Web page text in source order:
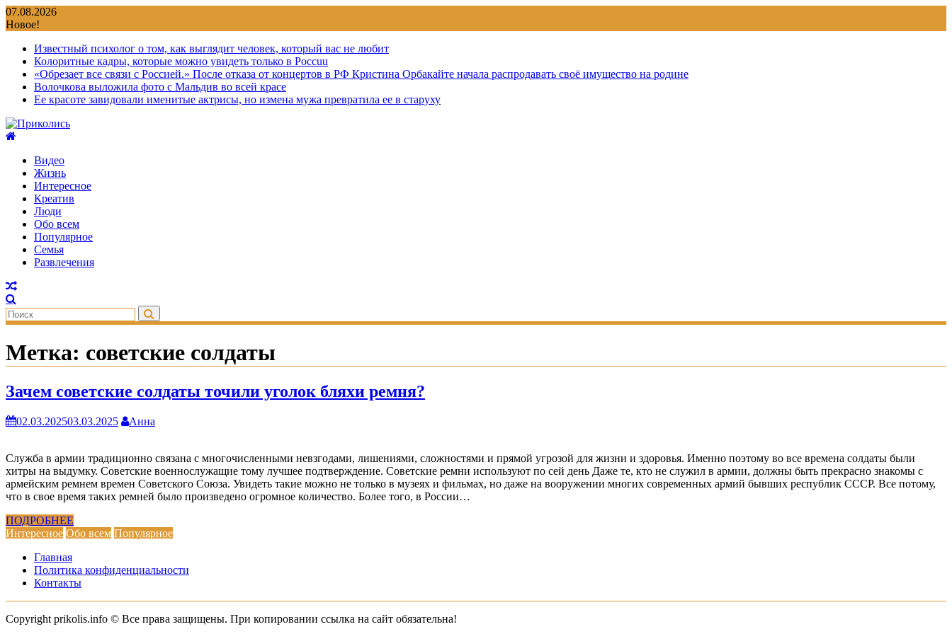
Перейти
к
07.08.2026
Новое!
Известный психолог о том, как выглядит человек, который вас не любит
Колоритные кадры, которые можно увидеть только в Россuu
«Обрезает все связи с Россией.» После отказа от концертов в РФ Кристина Орбакайте начала распродавать своё имущество на родине
Волочкова выложила фото с Мальдив во всей красе
Ее красоте завидовали именитые актрисы, но измена мужа превратила ее в старуху
Видео
Жизнь
Интересное
Креатив
Люди
Обо всем
Популярное
Семья
Развлечения
Метка: советские солдаты
Зачем советские солдаты точили уголок бляхи ремня?
02.03.202503.03.2025 Анна
Служба в армии традиционно связана с многочисленными невзгодами, лишениями, сложностями и прямой угрозой для жизни и здоровья. Именно поэтому во все времена солдаты были
хитры на выдумку. Советские военнослужащие тому лучшее подтверждение. Советские ремни используют по сей день Даже те, кто не служил в армии, должны быть прекрасно знакомы с
армейским ремнем времен Советского Союза. Увидеть такие можно не только в музеях и фильмах, но даже на вооружении многих современных армий бывших республик СССР. Все потому,
что в свое время таких ремней было произведено огромное количество. Более того, в России…
ПОДРОБНЕЕ
Интересное Обо всем Популярное
Главная
Политика конфиденциальности
Контакты
Copyright prikolis.info © Все права защищены. При копировании ссылка на сайт обязательна!